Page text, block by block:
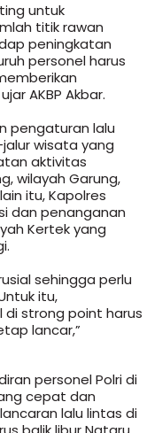
untuk
titik rawan
peningkatan
personel harus
AKBP Akbar.
pengaturan lalu
wisata yang
aktivitas
wilayah Garung,
itu, Kapolres
dan penanganan
Kertek yang
sehingga perlu
itu,
strong point harus
lancar,”
personel Polri di
cepat dan
lalu lintas di